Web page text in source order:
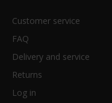
Customer service
FAQ
Delivery and service
Returns
Log in